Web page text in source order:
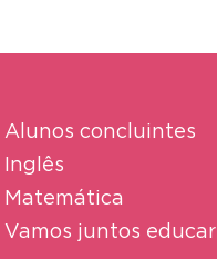
Alunos concluintes
Inglês
Matemática
Vamos juntos educar